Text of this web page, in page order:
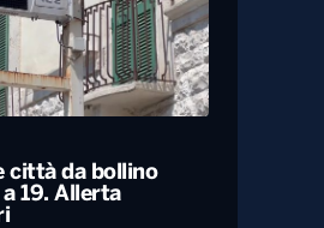
città da bollino
19. Allerta